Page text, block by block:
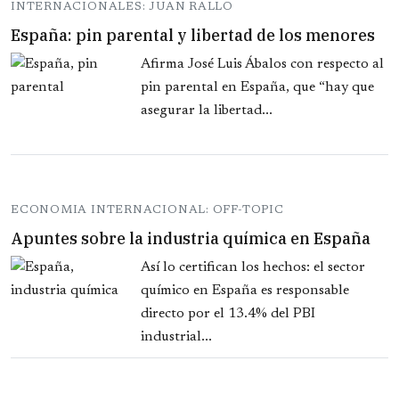
INTERNACIONALES: JUAN RALLO
España: pin parental y libertad de los menores
Afirma José Luis Ábalos con respecto al
pin parental en España, que “hay que
asegurar la libertad...
ECONOMIA INTERNACIONAL: OFF-TOPIC
Apuntes sobre la industria química en España
Así lo certifican los hechos: el sector
químico en España es responsable
directo por el 13.4% del PBI
industrial...